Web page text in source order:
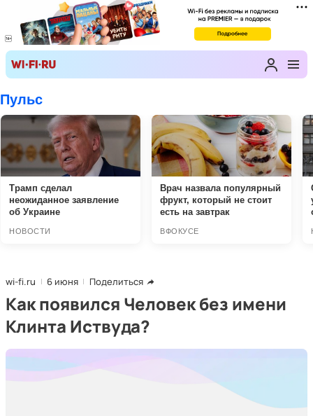
wi-fi.ru 6 июня Поделиться
Как появился Человек без имени
Клинта Иствуда?